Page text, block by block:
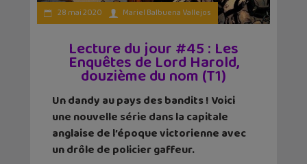
28 mai 2020 Mariel Balbuena Vallejos
Lecture du jour #45 : Les
Enquêtes de Lord Harold,
douzième du nom (T1)
Un dandy au pays des bandits ! Voici
une nouvelle série dans la capitale
anglaise de l’époque victorienne avec
un drôle de policier gaffeur.